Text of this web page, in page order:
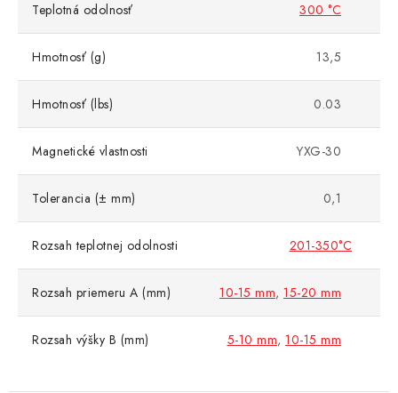
Teplotná odolnosť 300 °C
Hmotnosť (g) 13,5
Hmotnosť (lbs) 0.03
Magnetické vlastnosti YXG-30
Tolerancia (± mm) 0,1
Rozsah teplotnej odolnosti 201-350°C
Rozsah priemeru A (mm) 10-15 mm, 15-20 mm
Rozsah výšky B (mm) 5-10 mm, 10-15 mm